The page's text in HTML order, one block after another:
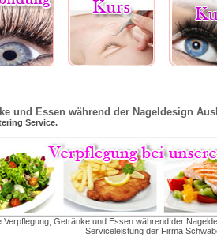
und Essen während der Nageldesign
Service.
Verpflegung, Getränke und Essen während der
Serviceleistung der Firma